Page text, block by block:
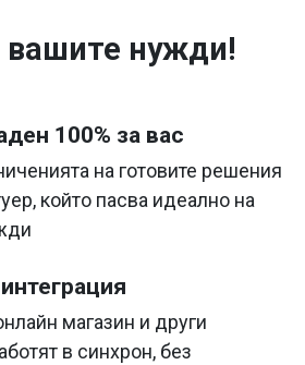
вашите нужди!
100% за вас
на готовите решения
който пасва идеално на
магазин и други
в синхрон, без